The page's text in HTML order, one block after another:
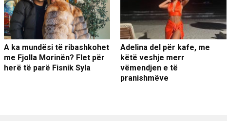
A ka mundësi të ribashkohet
me Fjolla Morinën? Flet për
herë të parë Fisnik Syla
Adelina del për kafe, me
këtë veshje merr
vëmendjen e të
pranishmëve